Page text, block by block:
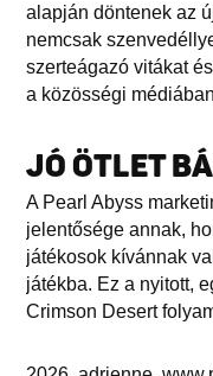
alapján döntenek az
nemcsak
szerteágazó vitákat
a közösségi
JÓ ÖTLET
A Pearl Abyss
jelentősége annak,
játékosok kívánnak
játékba. Ez a nyitott,
Crimson Desert